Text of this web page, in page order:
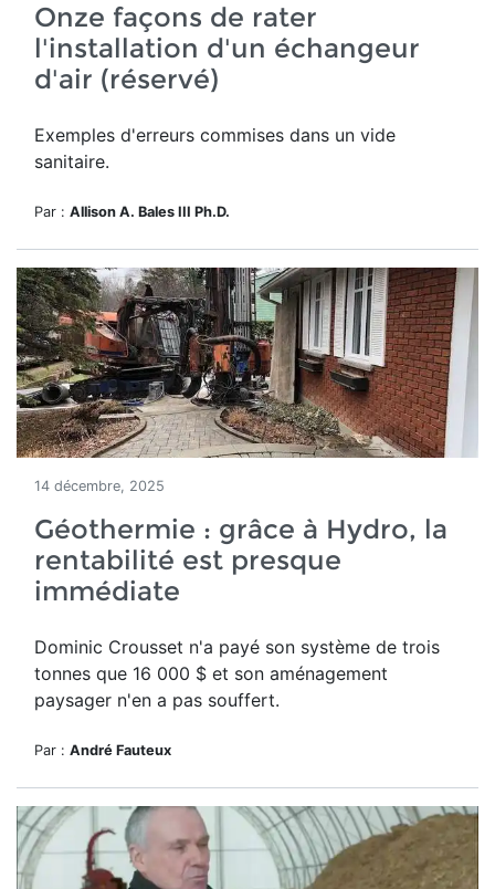
Onze façons de rater
l'installation d'un échangeur
d'air (réservé)
Exemples d'erreurs commises dans un vide
sanitaire.
Par : Allison A. Bales III Ph.D.
14 décembre, 2025
Géothermie : grâce à Hydro, la
rentabilité est presque
immédiate
Dominic Crousset n'a payé son système de trois
tonnes que 16 000 $ et son aménagement
paysager n'en a pas souffert.
Par : André Fauteux